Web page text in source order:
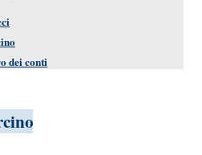
dei conti